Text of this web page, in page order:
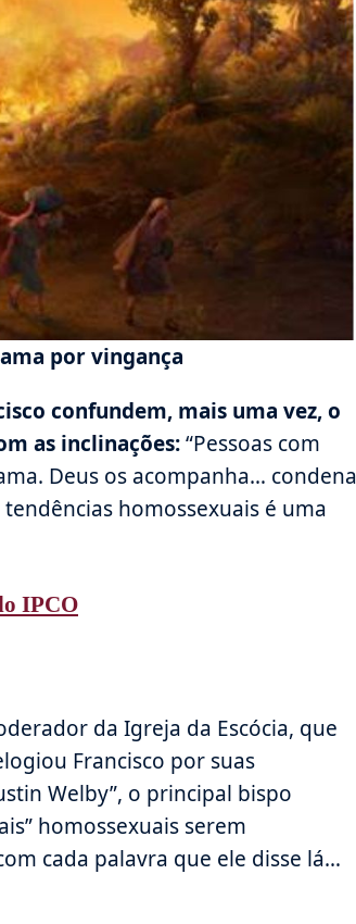
por vingança
confundem, mais uma vez, o
as inclinações:“Pessoas com
Deus os acompanha…
homossexuais é uma
IPCO
da Igreja da Escócia, que
Francisco por suas
Welby”, o principal bispo
homossexuais serem
cada palavra que ele disse lá…